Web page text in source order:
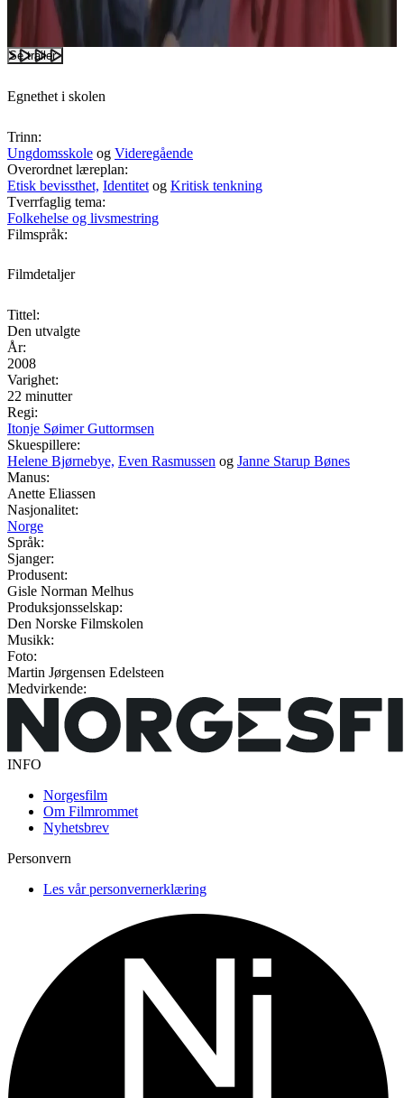
Se trailer
Egnethet i skolen
Trinn:
Ungdomsskole og Videregående
Overordnet læreplan:
Etisk bevissthet, Identitet og Kritisk tenkning
Tverrfaglig tema:
Folkehelse og livsmestring
Filmspråk:
Filmdetaljer
Tittel:
Den utvalgte
År:
2008
Varighet:
22 minutter
Regi:
Itonje Søimer Guttormsen
Skuespillere:
Helene Bjørnebye, Even Rasmussen og Janne Starup Bønes
Manus:
Anette Eliassen
Nasjonalitet:
Norge
Språk:
Sjanger:
Produsent:
Gisle Norman Melhus
Produksjonsselskap:
Den Norske Filmskolen
Musikk:
Foto:
Martin Jørgensen Edelsteen
Medvirkende:
INFO
Norgesfilm
Om Filmrommet
Nyhetsbrev
Personvern
Les vår personvernerklæring